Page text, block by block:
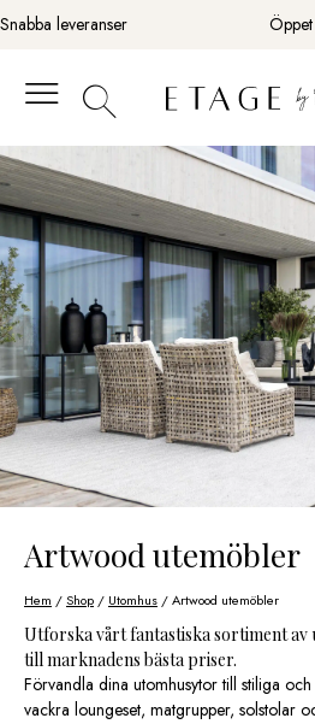
Fortsätt
till
Snabba leveranser
Hem /Shop / Utomhus / Artwood utemöbler
Artwood utemöbler
Utforska vårt fantastiska sortiment
till marknadens bästa priser.
Förvandla dina utomhusytor till stiliga
vackra loungeset, matgrupper, solstolar